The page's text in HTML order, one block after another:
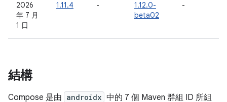
2026
年 7 月
1 日
1.11.4 -
1.12.0-
beta02
-
結構
Compose 是由 androidx 中的 7 個 Maven 群組 ID 所組